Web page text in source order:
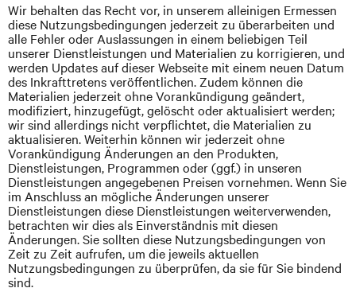
Wir behalten das Recht vor, in unserem alleinigen Ermessen
diese Nutzungsbedingungen jederzeit zu überarbeiten und
alle Fehler oder Auslassungen in einem beliebigen Teil
unserer Dienstleistungen und Materialien zu korrigieren, und
werden Updates auf dieser Webseite mit einem neuen Datum
des Inkrafttretens veröffentlichen. Zudem können die
Materialien jederzeit ohne Vorankündigung geändert,
modifiziert, hinzugefügt, gelöscht oder aktualisiert werden;
wir sind allerdings nicht verpflichtet, die Materialien zu
aktualisieren. Weiterhin können wir jederzeit ohne
Vorankündigung Änderungen an den Produkten,
Dienstleistungen, Programmen oder (ggf.) in unseren
Dienstleistungen angegebenen Preisen vornehmen. Wenn Sie
im Anschluss an mögliche Änderungen unserer
Dienstleistungen diese Dienstleistungen weiterverwenden,
betrachten wir dies als Einverständnis mit diesen
Änderungen. Sie sollten diese Nutzungsbedingungen von
Zeit zu Zeit aufrufen, um die jeweils aktuellen
Nutzungsbedingungen zu überprüfen, da sie für Sie bindend
sind.